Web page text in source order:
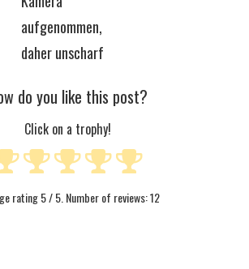
aufgenommen,
daher unscharf
do you like this post?
Click on a trophy!
rating5/ 5. Number of reviews:12